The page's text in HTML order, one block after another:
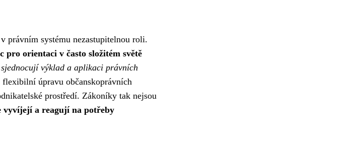
právním systému nezastupitelnou roli.
orientaci v často složitém světě
výklad a aplikaci právních
úpravu občanskoprávních
prostředí. Zákoníky tak nejsou
vyvíjejí a reagují na potřeby